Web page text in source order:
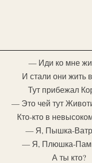
— Иди ко мне
И стали они жить
Тут прибежал
— Это чей тут
Кто-кто в
— Я, Пышка-
— Я, Плюшка-
А ты кто?